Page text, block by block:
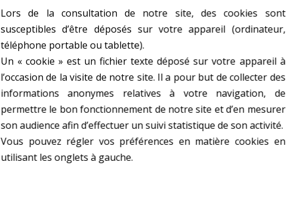
- Poids kg(environ) : 1.5
- Garantie : 2 an(s)
10 AUTRES PRODUITS DANS BÂCHES
Lors de la consultation de notre site, des cookies sont
susceptibles d’être déposés sur votre appareil (ordinateur,
téléphone portable ou tablette).
Un « cookie » est un fichier texte déposé sur votre appareil à
l’occasion de la visite de notre site. Il a pour but de collecter des
informations anonymes relatives à votre navigation, de
permettre le bon fonctionnement de notre site et d’en mesurer
son audience afin d’effectuer un suivi statistique de son activité.
Vous pouvez régler vos préférences en matière cookies en
utilisant les onglets à gauche.